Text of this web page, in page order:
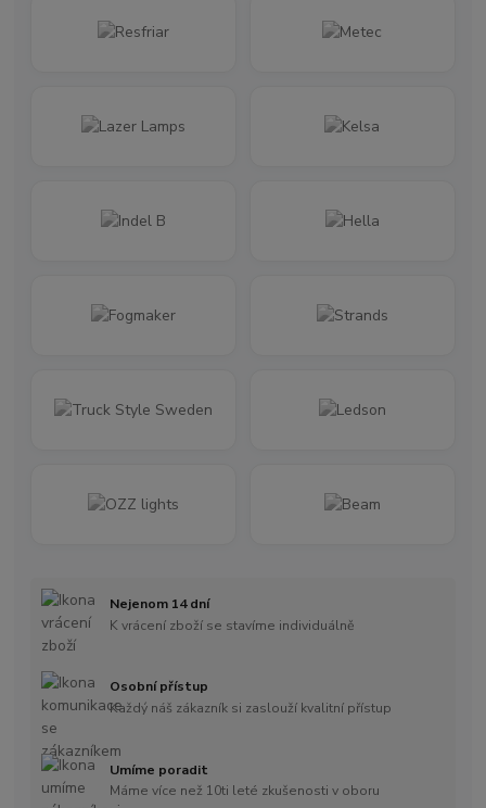
Nejenom 14 dní
K vrácení zboží se stavíme individuálně
Osobní přístup
Každý náš zákazník si zaslouží kvalitní přístup
Umíme poradit
Máme více než 10ti leté zkušenosti v oboru